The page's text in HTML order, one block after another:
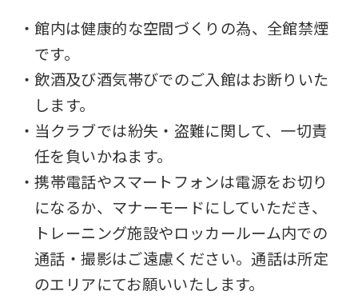
・館内は健康的な空間づくりの為、全館禁煙
です。
・飲酒及び酒気帯びでのご入館はお断りいた
します。
・当クラブでは紛失・盗難に関して、一切責
任を負いかねます。
・携帯電話やスマートフォンは電源をお切り
になるか、マナーモードにしていただき、
トレーニング施設やロッカールーム内での
通話・撮影はご遠慮ください。通話は所定
のエリアにてお願いいたします。